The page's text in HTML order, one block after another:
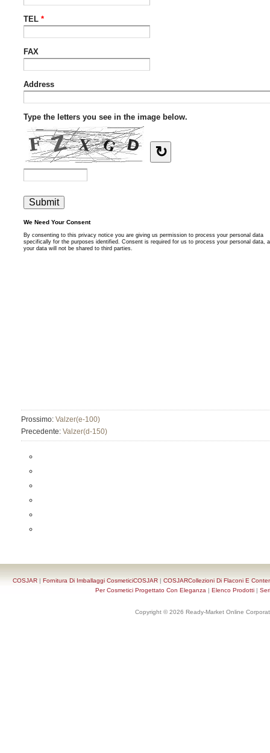
Prossimo: Valzer(e-100)
Precedente: Valzer(d-150)
COSJAR | Fornitura Di Imballaggi CosmeticiCOSJAR | COSJARCollezioni Di Flaconi E
Per Cosmetici Progettato Con Eleganza | Elenco Prodotti|
Copyright © 2026 Ready-Market Online